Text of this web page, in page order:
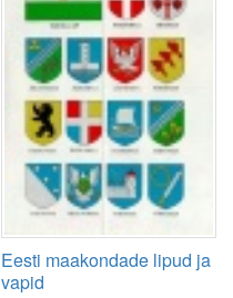
Eesti maakondade lipud ja
vapid